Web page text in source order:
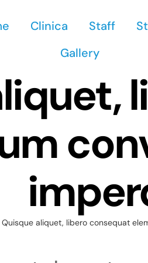
Clinica Staff
Gallery
Quisque aliquet, libero consequat